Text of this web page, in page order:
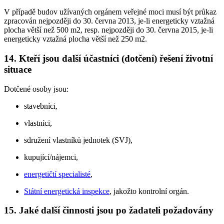
V případě budov užívaných orgánem veřejné moci musí být průkaz
zpracován nejpozději do 30. června 2013, je-li energeticky vztažná
plocha větší než 500 m2, resp. nejpozději do 30. června 2015, je-li
energeticky vztažná plocha větší než 250 m2.
14. Kteří jsou další účastníci (dotčení) řešení životní
situace
Dotčené osoby jsou:
stavebníci,
vlastníci,
sdružení vlastníků jednotek (SVJ),
kupující/nájemci,
energetičtí specialisté,
Státní energetická inspekce, jakožto kontrolní orgán.
15. Jaké další činnosti jsou po žadateli požadovány